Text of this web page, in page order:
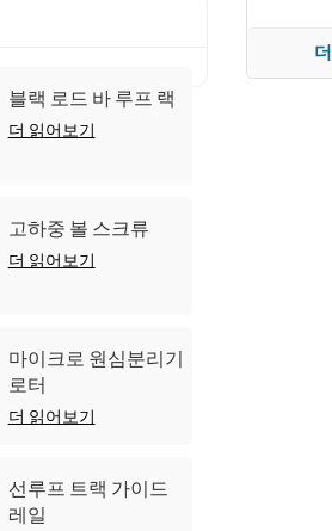
블랙 로드 바 루프 랙
더 읽어보기
고하중 볼 스크류
더 읽어보기
마이크로 원심분리기
로터
더 읽어보기
선루프 트랙 가이드
레일